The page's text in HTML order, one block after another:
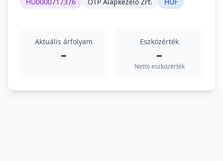
Aktuális árfolyam
–
Eszközérték
–
Nettó eszközérték